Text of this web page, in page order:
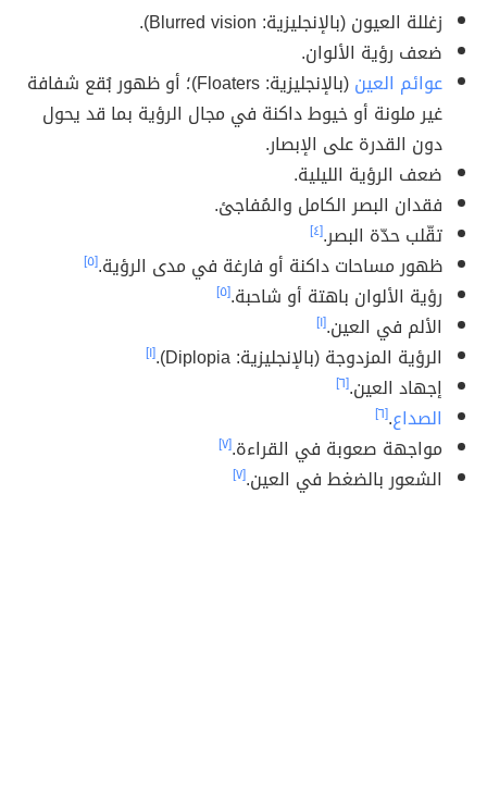
زغللة العيون (بالإنجليزية: Blurred vision).
ضعف رؤية الألوان.
عوائم العين
(بالإنجليزية: Floaters)؛ أو ظهور بُقع شفافة
غير ملونة أو خيوط داكنة في مجال الرؤية بما قد يحول
دون القدرة على الإبصار.
ضعف الرؤية الليلية.
فقدان البصر الكامل والمُفاجئ.
تقّلب حدّة البصر.[٤]
ظهور مساحات داكنة أو فارغة في مدى الرؤية.[٥]
رؤية الألوان باهتة أو شاحبة.[٥]
الألم في العين.[١]
الرؤية المزدوجة (بالإنجليزية: Diplopia). [١]
إجهاد العين.[٦]
الصداع.[٦]
مواجهة صعوبة في القراءة.[٧]
الشعور بالضغط في العين.[٧]